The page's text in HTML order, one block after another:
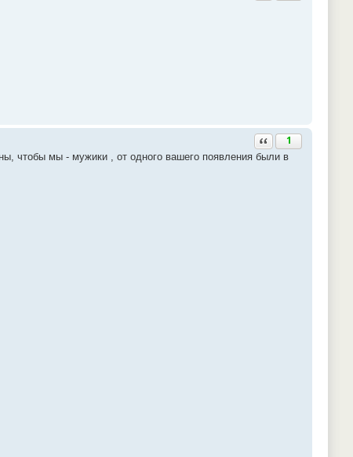
Ответить с цитатой
1
чтобы мы - мужики , от одного вашего появления были в